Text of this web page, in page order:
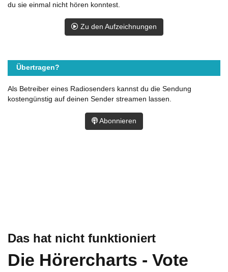
Das hat nicht funktioniert
Die Hörercharts - Vote
du sie einmal nicht hören konntest.
Zu den Aufzeichnungen
Übertragen?
Als Betreiber eines Radiosenders kannst du die Sendung
kostengünstig auf deinen Sender streamen lassen.
Abonnieren